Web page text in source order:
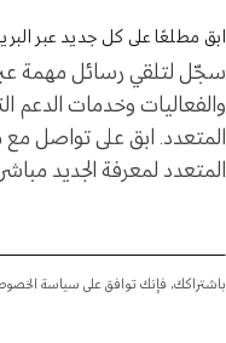
ابق مطلعًا على كل جديد عبر
سجّل لتلقي رسائل مهمة عبر
والفعاليات وخدمات الدعم
المتعدد. ابق على تواصل
المتعدد لمعرفة الجديد
باشتراكك، فإنك توافق على سياسة